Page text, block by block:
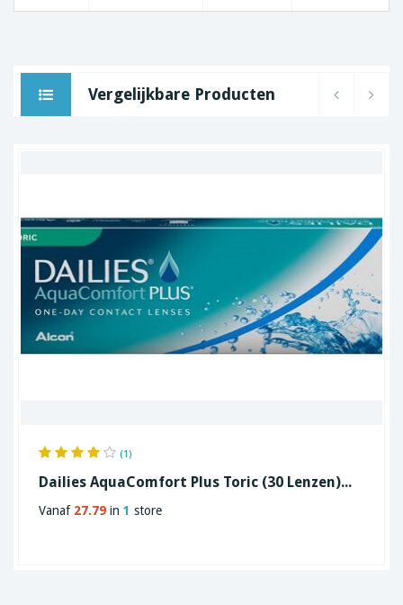
Vergelijkbare Producten
(1)
Dailies AquaComfort Plus Toric (30 Lenzen)...
Vanaf 27.79 in 1 store